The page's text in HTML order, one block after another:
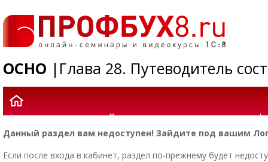
ОСНО |Глава 28. Путеводитель
Данный раздел вам недоступен! Зайдите под вашим
Если после входа в кабинет, раздел по-прежнему будет